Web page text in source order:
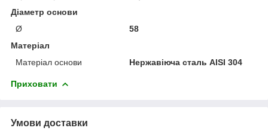
Діаметр основи
Ø
58
Матеріал
Матеріал основи
Нержавіюча сталь AISI 304
Приховати
Умови доставки